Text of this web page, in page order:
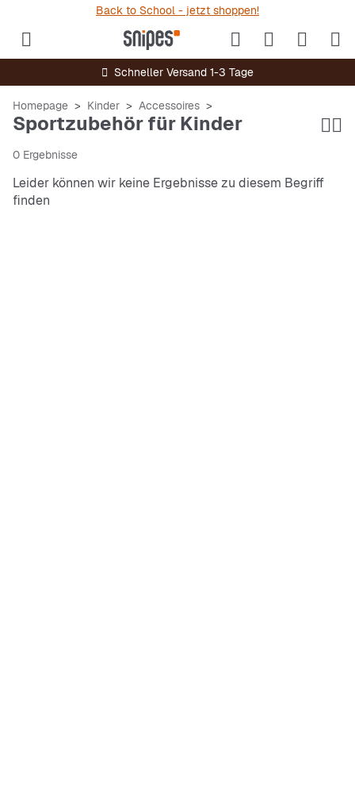
Back to School - jetzt shoppen!
Schneller Versand 1-3 Tage
Homepage Kinder Accessoires
Sportzubehör für Kinder
0 Ergebnisse
Leider können wir keine Ergebnisse zu diesem Begriff
finden